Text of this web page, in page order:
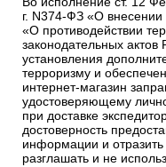
г. N374-ФЗ «О
«О противодействии
законодательных актов
установления
терроризму и
интернет-магазин
удостоверяющему
при доставке
достоверность
информации и
разглашать и не